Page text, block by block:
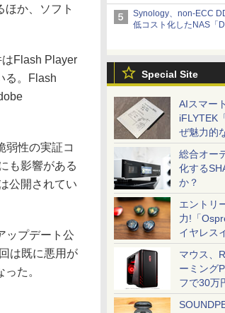
【やじうまWatch】
Synology、non-ECC
低コスト化したNAS「
ーズ 予算を抑えて導
Special Site
AIスマー
iFLYTEK
ぜ魅力的
総合オー
化する
か？
エントリ
力!「
イヤレス
一気に聴
マウス、
ーミング
フで30万
ほか、ソフト
Flash Player
る。Flash
弱性の実証コ
も影響がある
公開されてい
ップデート公
は既に悪用が
た。